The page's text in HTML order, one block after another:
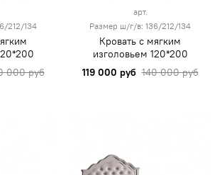
212/134
000 руб
арт.
Размер ш/г/в: 136/212/134
Кровать с мягким
изголовьем 120*200
119 000 руб 140 000 руб